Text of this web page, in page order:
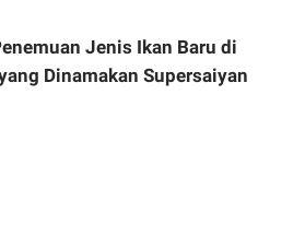
Jenis Ikan Baru di
Dinamakan Supersaiyan